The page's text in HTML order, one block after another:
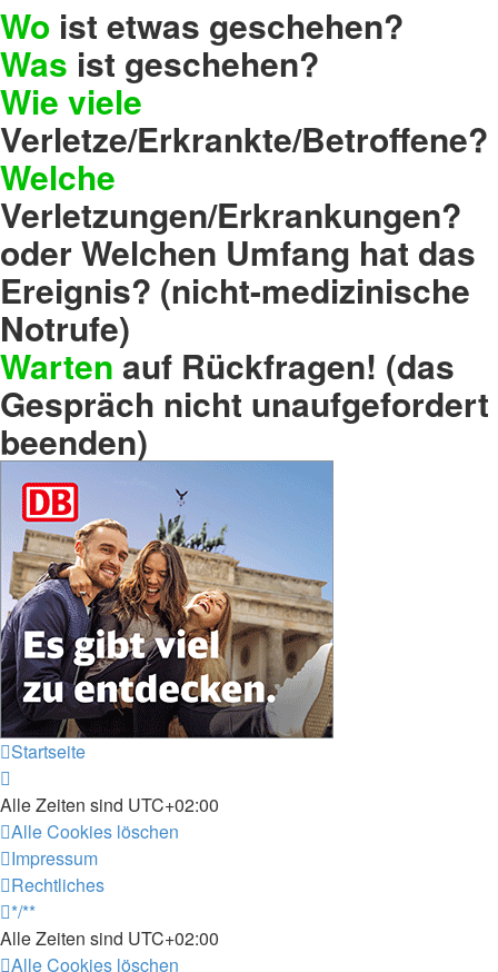
Wo ist etwas geschehen?
Was ist geschehen?
Wie viele
Verletze/Erkrankte/Betroffene?
Welche
Verletzungen/Erkrankungen?
oder Welchen Umfang hat das
Ereignis? (nicht-medizinische
Notrufe)
Warten auf Rückfragen! (das
Gespräch nicht unaufgefordert
beenden)
Startseite
Alle Zeiten sind UTC+02:00
Alle Cookies löschen
Impressum
Rechtliches
*/**
Alle Zeiten sind UTC+02:00
Alle Cookies löschen